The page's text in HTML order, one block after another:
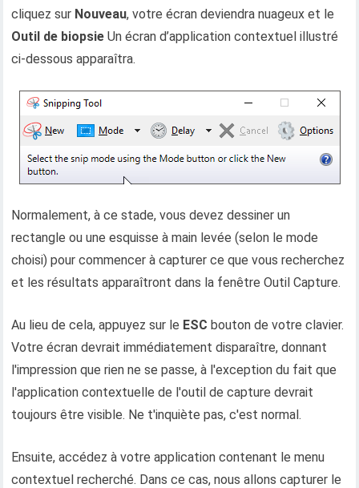
cliquez sur Nouveau, votre écran deviendra nuageux et le
Outil de biopsie Un écran d’application contextuel illustré
ci-dessous apparaîtra.
Normalement, à ce stade, vous devez dessiner un
rectangle ou une esquisse à main levée (selon le mode
choisi) pour commencer à capturer ce que vous recherchez
et les résultats apparaîtront dans la fenêtre Outil Capture.
Au lieu de cela, appuyez sur le ESC bouton de votre clavier.
Votre écran devrait immédiatement disparaître, donnant
l'impression que rien ne se passe, à l'exception du fait que
l'application contextuelle de l'outil de capture devrait
toujours être visible. Ne t'inquiète pas, c'est normal.
Ensuite, accédez à votre application contenant le menu
contextuel recherché. Dans ce cas, nous allons capturer le